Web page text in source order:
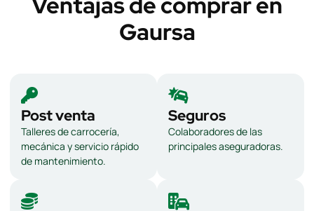
Gaursa
Post venta
Talleres de carrocería,
mecánica y servicio rápido
de mantenimiento.
Seguros
Colaboradores de las
principales aseguradoras.